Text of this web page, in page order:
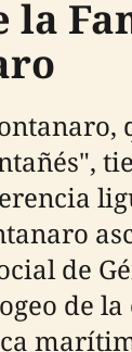
la
de
de